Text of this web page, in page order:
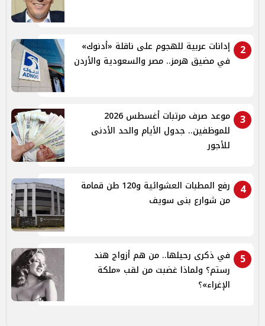
2
إدانات عربية للهجوم على ناقلة «أدنوك»
في مضيق هرمز.. مصر والسعودية والأردن
3
موعد صرف مرتبات أغسطس 2026
للموظفين.. جدول الأيام والحد الأدنى
للأجور
4
رفع المطبات العشوائية و120 طن قمامة
من شوارع بنى سويف
5
في ذكرى رحيلها.. من هم أزواج هند
رستم؟ ولماذا غضبت من لقب «ملكة
الإغراء»؟